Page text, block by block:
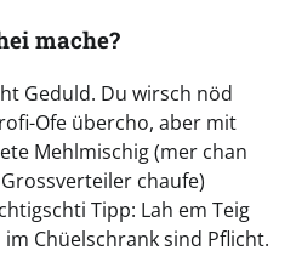
mache?
Geduld. Du wirsch nöd
Ofe übercho, aber mit
Mehlmischig (mer chan
chaufe)
Tipp: Lah em Teig
Chüelschrank sind Pflicht.